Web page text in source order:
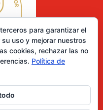
para garantizar el
uso y mejorar nuestros
cookies, rechazar las no
Política de